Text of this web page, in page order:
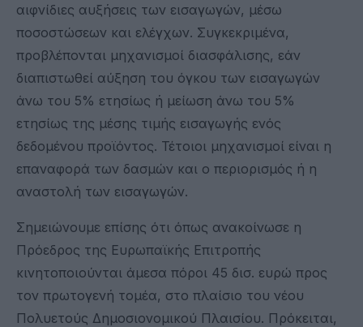
αιφνίδιες αυξήσεις των εισαγωγών, μέσω
ποσοστώσεων και ελέγχων. Συγκεκριμένα,
προβλέπονται μηχανισμοί διασφάλισης, εάν
διαπιστωθεί αύξηση του όγκου των εισαγωγών
άνω του 5% ετησίως ή μείωση άνω του 5%
ετησίως της μέσης τιμής εισαγωγής ενός
δεδομένου προϊόντος. Τέτοιοι μηχανισμοί είναι η
επαναφορά των δασμών και ο περιορισμός ή η
αναστολή των εισαγωγών.
Σημειώνουμε επίσης ότι όπως ανακοίνωσε η
Πρόεδρος της Ευρωπαϊκής Επιτροπής
κινητοποιούνται άμεσα πόροι 45 δισ. ευρώ προς
τον πρωτογενή τομέα, στο πλαίσιο του νέου
Πολυετούς Δημοσιονομικού Πλαισίου. Πρόκειται,